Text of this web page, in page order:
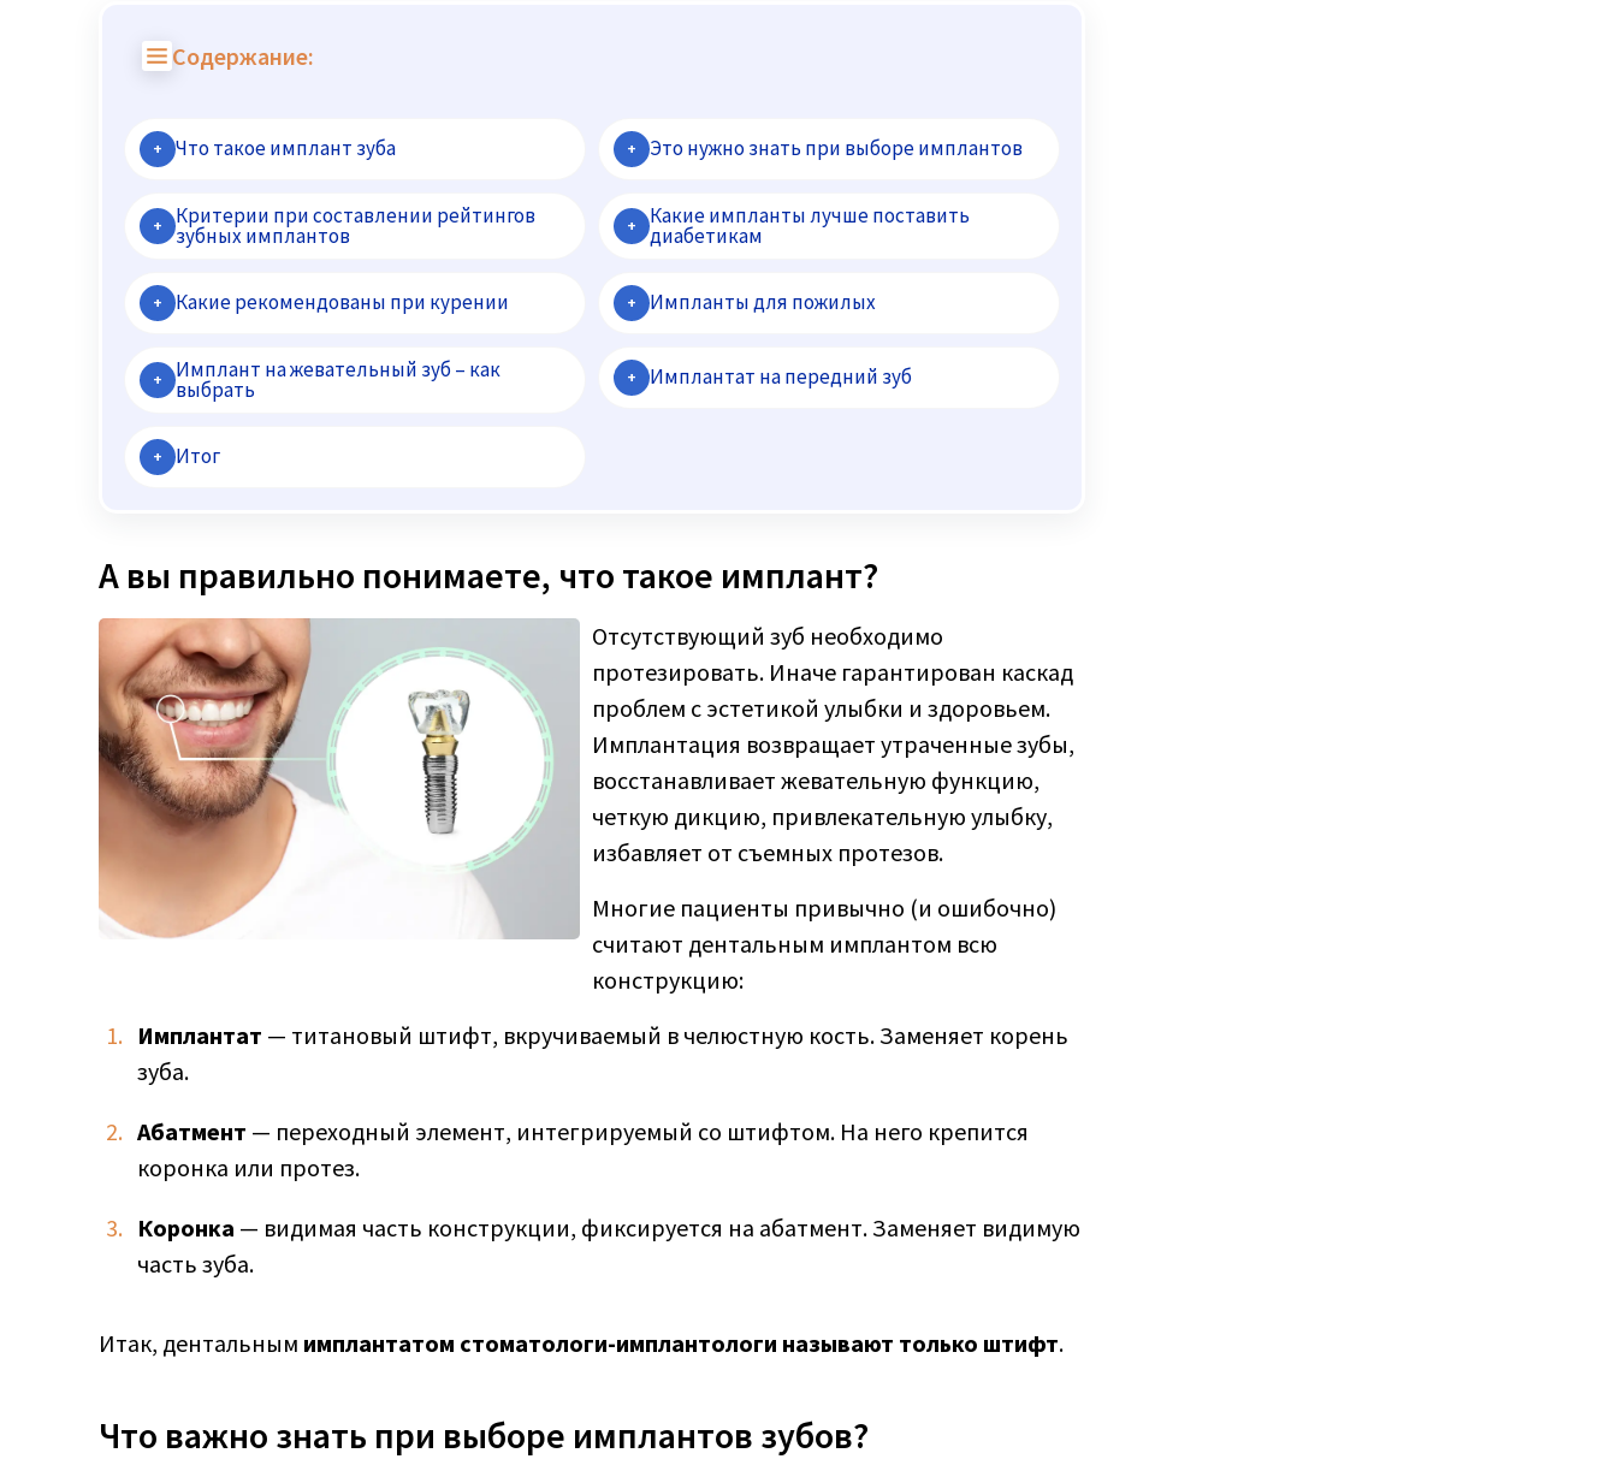
Содержание:
+ Что такое имплант зуба + Это нужно знать при выборе имплантов
+ Критерии при составлении рейтингов
зубных имплантов + Какие импланты лучше поставить
диабетикам
+ Какие рекомендованы при курении + Импланты для пожилых
+ Имплант на жевательный зуб – как
выбрать + Имплантат на передний зуб
+ Итог
А вы правильно понимаете, что такое имплант?
Отсутствующий зуб необходимо
протезировать. Иначе гарантирован каскад
проблем с эстетикой улыбки и здоровьем.
Имплантация возвращает утраченные зубы,
восстанавливает жевательную функцию,
четкую дикцию, привлекательную улыбку,
избавляет от съемных протезов.
Многие пациенты привычно (и ошибочно)
считают дентальным имплантом всю
конструкцию:
Имплантат — титановый штифт, вкручиваемый в челюстную кость. Заменяет корень
зуба.
Абатмент — переходный элемент, интегрируемый со штифтом. На него крепится
коронка или протез.
Коронка — видимая часть конструкции, фиксируется на абатмент. Заменяет видимую
часть зуба.
Итак, дентальным имплантатом стоматологи-имплантологи называют только штифт.
Что важно знать при выборе имплантов зубов?